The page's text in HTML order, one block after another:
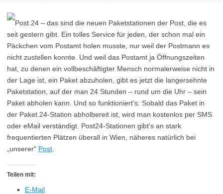
Post.24 – das sind die neuen Paketstationen der Post, die es
seit gestern gibt. Ein tolles Service für jeden, der schon mal ein
Päckchen vom Postamt holen musste, nur weil der Postmann es
nicht zustellen konnte. Und weil das Postamt ja Öffnungszeiten
hat, zu denen ein vollbeschäftigter Mensch normalerweise nicht in
der Lage ist, ein Paket abzuholen, gibt es jetzt die langersehnte
Paketstation, auf der man 24 Stunden – rund um die Uhr – sein
Paket abholen kann. Und so funktioniert’s: Sobald das Paket in
der Paket.24-Station abholbereit ist, wird man kostenlos per SMS
oder eMail verständigt. Post24-Stationen gibt’s an stark
frequentierten Plätzen überall in Wien, näheres natürlich bei
„unserer“ Post
Teilen mit:
E-Mail